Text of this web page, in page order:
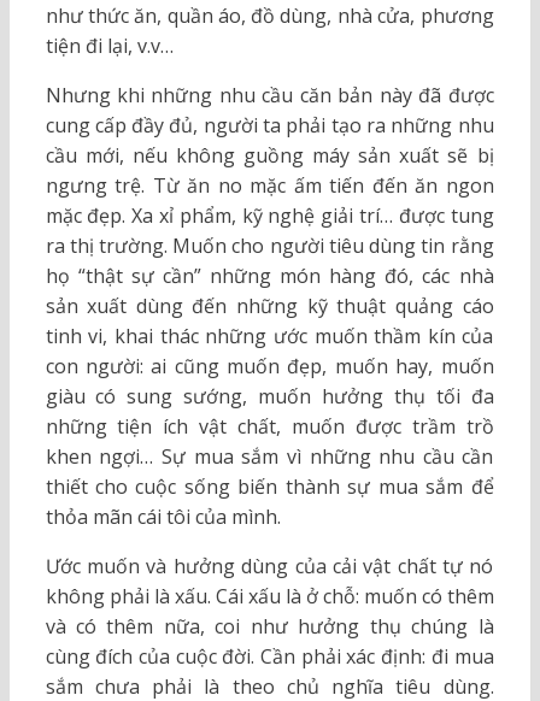
như thức ăn, quần áo, đồ dùng, nhà cửa, phương
tiện đi lại, v.v…
Nhưng khi những nhu cầu căn bản này đã được
cung cấp đầy đủ, người ta phải tạo ra những nhu
cầu mới, nếu không guồng máy sản xuất sẽ bị
ngưng trệ. Từ ăn no mặc ấm tiến đến ăn ngon
mặc đẹp. Xa xỉ phẩm, kỹ nghệ giải trí… được tung
ra thị trường. Muốn cho người tiêu dùng tin rằng
họ “thật sự cần” những món hàng đó, các nhà
sản xuất dùng đến những kỹ thuật quảng cáo
tinh vi, khai thác những ước muốn thầm kín của
con người: ai cũng muốn đẹp, muốn hay, muốn
giàu có sung sướng, muốn hưởng thụ tối đa
những tiện ích vật chất, muốn được trầm trồ
khen ngợi… Sự mua sắm vì những nhu cầu cần
thiết cho cuộc sống biến thành sự mua sắm để
thỏa mãn cái tôi của mình.
Ước muốn và hưởng dùng của cải vật chất tự nó
không phải là xấu. Cái xấu là ở chỗ: muốn có thêm
và có thêm nữa, coi như hưởng thụ chúng là
cùng đích của cuộc đời. Cần phải xác định: đi mua
sắm chưa phải là theo chủ nghĩa tiêu dùng.